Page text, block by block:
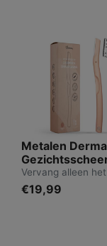
Metalen
Vervang alleen
€19,99